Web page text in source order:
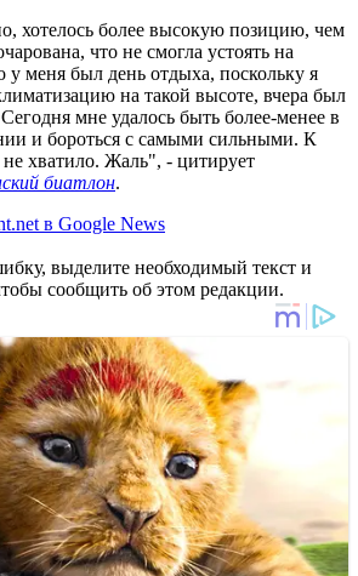
хотелось более высокую позицию, чем
что не смогла устоять на
меня был день отдыха, поскольку я
на такой высоте, вчера был
мне удалось быть более-менее в
и бороться с самыми сильными. К
хватило. Жаль", - цитирует
биатлон.
в Google News
выделите необходимый текст и
сообщить об этом редакции.